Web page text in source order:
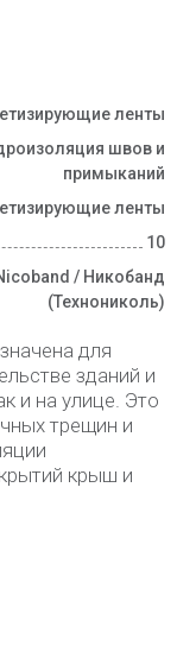
ленты
швов и
примыканий
ленты
10
/ Никобанд
(Технониколь)
для
зданий и
и на улице. Это
трещин и
крыш и